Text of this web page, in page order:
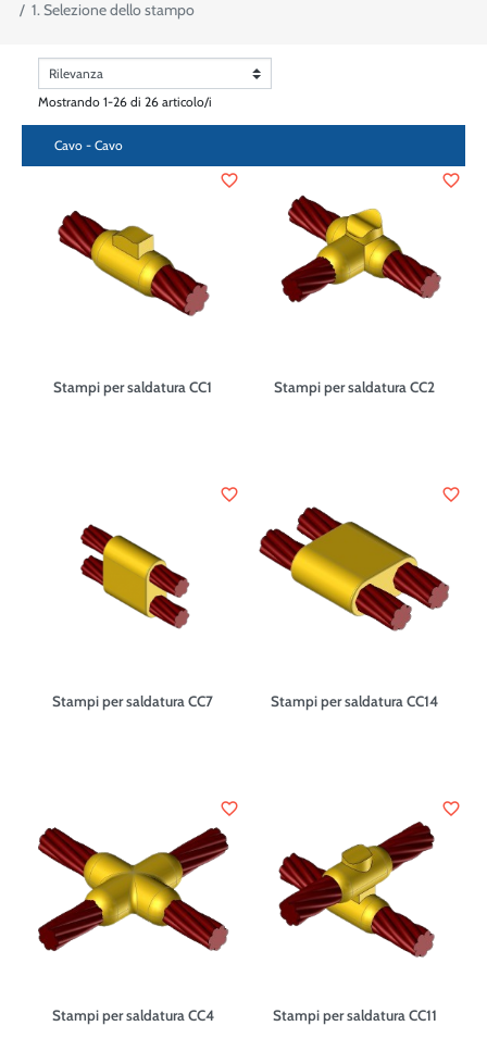
1. Selezione dello stampo
Mostrando 1-26 di 26 articolo/i
Cavo - Cavo
Stampi per saldatura CC1
favorite_border
Stampi per saldatura CC2
favorite_border
Stampi per saldatura CC7
favorite_border
Stampi per saldatura CC14
favorite_border
Stampi per saldatura CC4
favorite_border
Stampi per saldatura CC11
favorite_border